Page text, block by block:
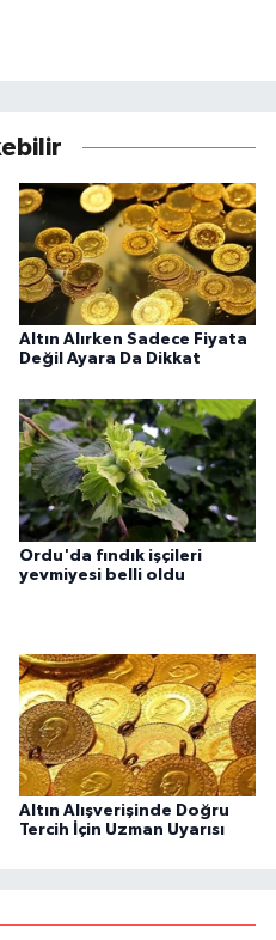
Altın Alırken Sadece Fiyata
Değil Ayara Da Dikkat
Ordu'da fındık işçileri
yevmiyesi belli oldu
Altın Alışverişinde Doğru
Tercih İçin Uzman Uyarısı